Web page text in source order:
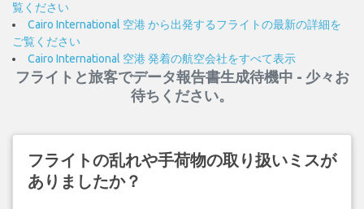
覧ください
Cairo International 空港 から出発するフライトの最新の詳細を
ご覧ください
Cairo International 空港 発着の航空会社をすべて表示
フライトと旅客でデータ報告書生成待機中 - 少々お
待ちください。
フライトの乱れや手荷物の取り扱いミスが
ありましたか？